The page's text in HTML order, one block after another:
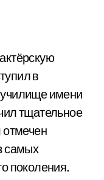
в
имени
тщательное
отмечен
самых
поколения.